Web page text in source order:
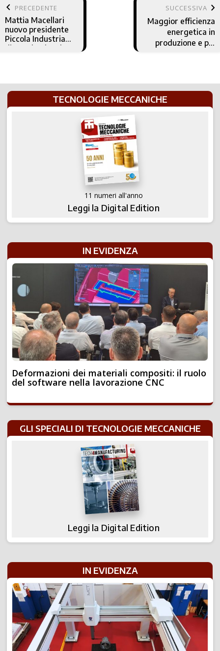
keyboard_arrow_left PRECEDENTE
Mattia Macellari
nuovo presidente
Piccola Industria
di Assolombarda
SUCCESSIVA keyboard_arrow_right
Maggior efficienza
energetica in
produzione e più
TECNOLOGIE MECCANICHE
11 numeri all'anno
Leggi la Digital Edition
IN EVIDENZA
Deformazioni dei materiali compositi: il ruolo
del software nella lavorazione CNC
GLI SPECIALI DI TECNOLOGIE MECCANICHE
Leggi la Digital Edition
IN EVIDENZA